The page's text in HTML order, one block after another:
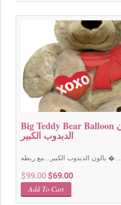
Big Teddy Bear Balloon بالون
الدبدوب الكبير
بالون الدبدوب الكبير...مع ربطه �...
$99.00 Original
price
was:
$69.00Current
Add To Cart